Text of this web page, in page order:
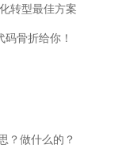
转型最佳方案
骨折给你！
？做什么的？